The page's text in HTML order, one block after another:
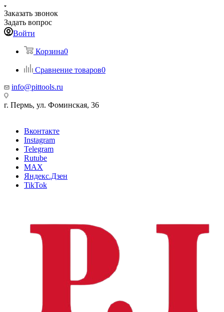
Заказать звонок
Задать вопрос
Войти
Корзина0
Сравнение товаров0
info@pittools.ru
г. Пермь, ул. Фоминская, 36
Вконтакте
Instagram
Telegram
Rutube
MAX
Яндекс.Дзен
TikTok